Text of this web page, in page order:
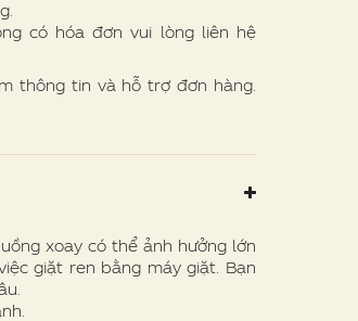
có hóa đơn vui lòng liên hệ
thông tin và hỗ trợ đơn hàng.
xoay có thể ảnh hưởng lớn
giặt ren bằng máy giặt. Bạn